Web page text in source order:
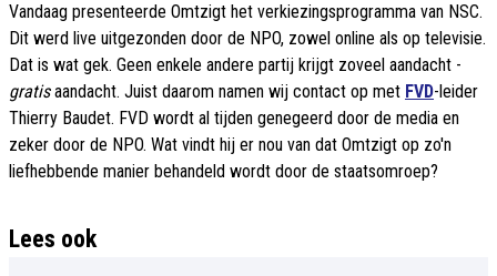
Vandaag presenteerde Omtzigt het verkiezingsprogramma van NSC.
Dit werd live uitgezonden door de NPO, zowel online als op televisie.
Dat is wat gek. Geen enkele andere partij krijgt zoveel aandacht -
gratisaandacht. Juist daarom namen wij contact op met FVD-leider
Thierry Baudet. FVD wordt al tijden genegeerd door de media en
zeker door de NPO. Wat vindt hij er nou van dat Omtzigt op zo'n
liefhebbende manier behandeld wordt door de staatsomroep?
Lees ook